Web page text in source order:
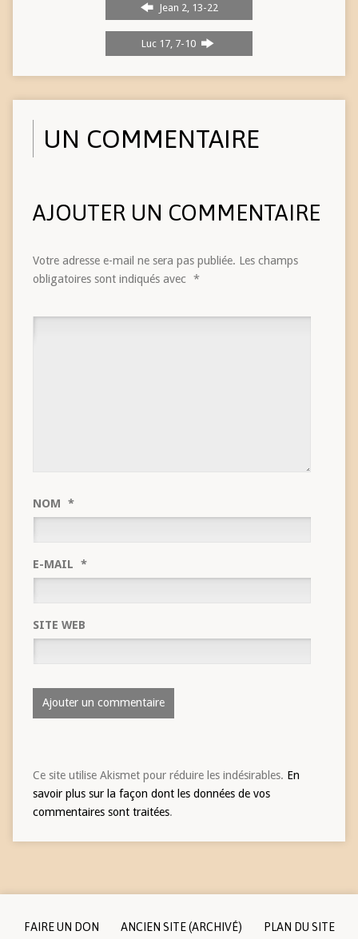
Jean 2, 13-22
Luc 17, 7-10
UN COMMENTAIRE
AJOUTER UN COMMENTAIRE
Votre adresse e-mail ne sera pas publiée. Les champs
obligatoires sont indiqués avec *
NOM *
E-MAIL *
SITE WEB
Ce site utilise Akismet pour réduire les indésirables. En
savoir plus sur la façon dont les données de vos
commentaires sont traitées.
FAIRE UN DON ANCIEN SITE (ARCHIVÉ) PLAN DU SITE